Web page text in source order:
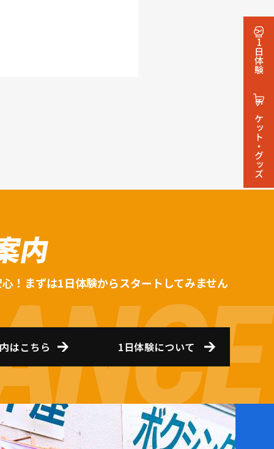
1日体験
チケット・グッズ
内
！まずは1日体験からスタートしてみません
はこちら 1日体験について